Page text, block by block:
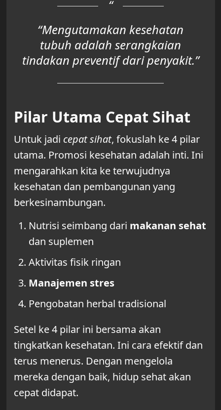
“Mengutamakan kesehatan
tubuh adalah serangkaian
tindakan preventif dari penyakit.”
Pilar Utama Cepat Sihat
Untuk jadi cepat sihat, fokuslah ke 4 pilar
utama. Promosi kesehatan adalah inti. Ini
mengarahkan kita ke terwujudnya
kesehatan dan pembangunan yang
berkesinambungan.
Nutrisi seimbang dari makanan sehat
dan suplemen
Aktivitas fisik ringan
Manajemen stres
Pengobatan herbal tradisional
Setel ke 4 pilar ini bersama akan
tingkatkan kesehatan. Ini cara efektif dan
terus menerus. Dengan mengelola
mereka dengan baik, hidup sehat akan
cepat didapat.